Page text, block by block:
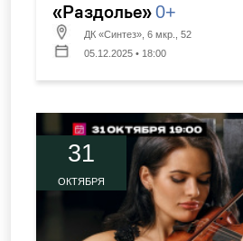
«Раздолье»0+
ДК «Синтез», 6 мкр., 52
05.12.2025 • 18:00
31
ОКТЯБРЯ